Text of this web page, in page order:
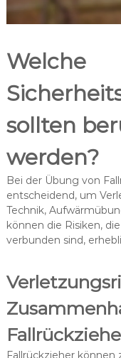
Welche
sollten
werden?
Bei der Übung von
entscheidend, um
Technik,
können die Risiken,
verbunden sind,
Fallrückzieher